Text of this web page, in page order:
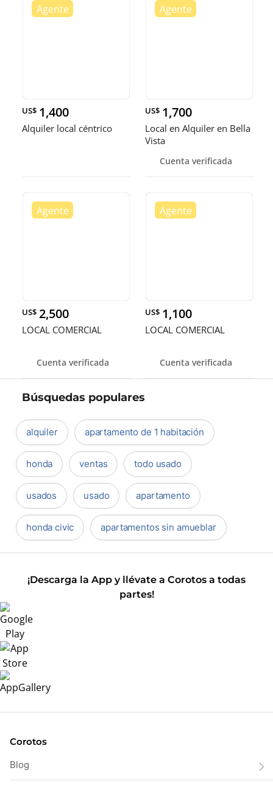
US$ 1,400
Alquiler local céntrico
US$ 1,700
Local en Alquiler en Bella
Vista
Cuenta verificada
US$ 2,500
LOCAL COMERCIAL
Cuenta verificada
US$ 1,100
LOCAL COMERCIAL
Cuenta verificada
Búsquedas populares
alquiler apartamento de 1 habitación
honda ventas todo usado
usados usado apartamento
honda civic apartamentos sin amueblar
¡Descarga la App y llévate a Corotos a todas
partes!
Corotos
Blog